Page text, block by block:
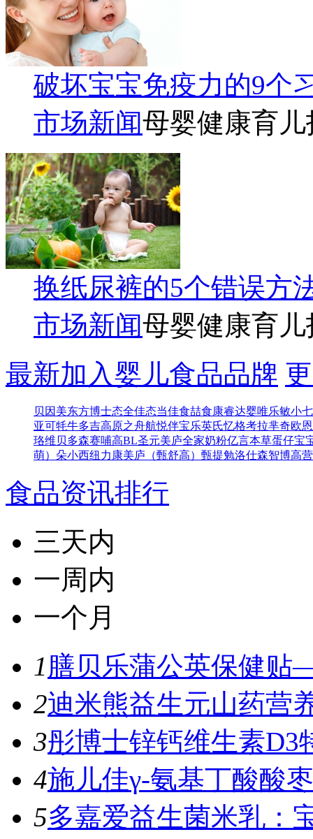
破坏宝宝免疫力的9个
市场新闻母婴健康育儿
换纸尿裤的5个错误方
市场新闻母婴健康育儿
最新加入婴儿食品品牌
贝因美东方博士态全佳态当佳食喆食康睿达婴唯乐敏小七
亚可牦牛多吉高原之舟航悦伴宝乐英氏忆格考拉芈奇欧
珞维贝多森赛哺高BL圣元美庐全家奶粉亿言本草蛋仔宝
萌） 朵小西纽力康美庐（甄舒高） 甄提勉洛仕森智博高
食品资讯排行
三天内
一周内
一个月
1 膳贝乐蒲公英保健
2迪米熊益生元山药营
3彤博士锌钙维生素
4施儿佳γ-氨基丁酸酸
5多嘉爱益生菌米乳：